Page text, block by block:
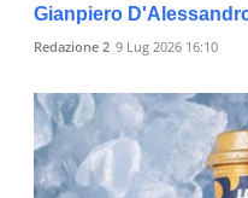
Gianpiero
Redazione 2 9 Lug 2026 16:10